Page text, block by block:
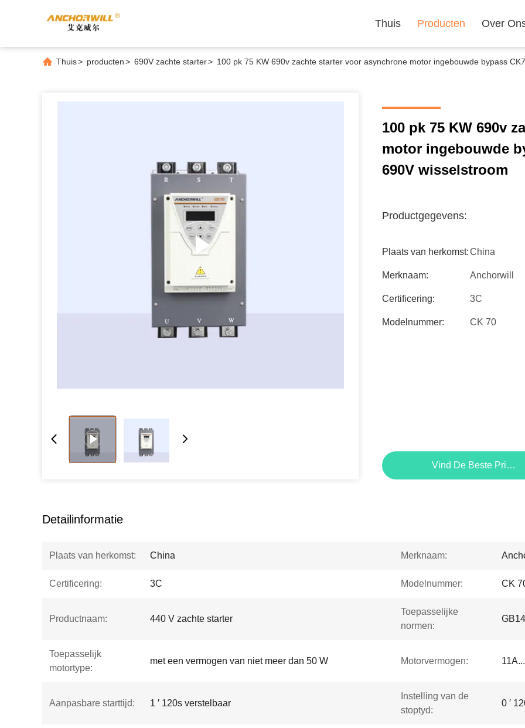
Thuis Producten Over
Thuis> producten> 690V zachte starter> 100 pk 75 KW 690v zachte starter voor asynchrone motor ingebouwde bypass
100 pk 75 KW 690v
motor ingebouwde
690V wisselstroom
Productgegevens:
Plaats van herkomst:China
Merknaam: Anchorwill
Certificering: 3C
Modelnummer: CK 70
Vind De Beste Prijs
Detailinformatie
Plaats van herkomst: China Merknaam:
Certificering: 3C Modelnummer: CK
Productnaam: 440 V zachte starter
Toepasselijke
normen:
Toepasselijk
motortype:
met een vermogen van niet meer dan 50 W Motorvermogen:
Aanpasbare starttijd: 1 ′ 120s verstelbaar
Instelling van de
stoptyd:
0 ′